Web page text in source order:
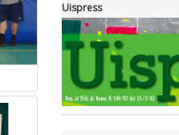
Uispress